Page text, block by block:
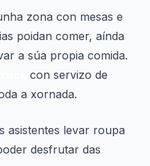
zona con mesas e
poidan comer, aínda
a súa propia comida.
con servizo de
a xornada.
asistentes levar roupa
desfrutar das